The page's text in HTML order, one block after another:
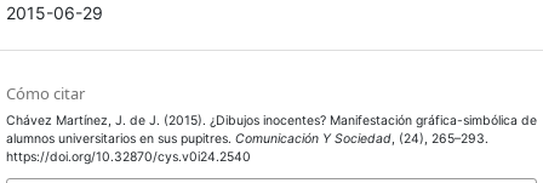
2015-06-29
Cómo citar
Chávez Martínez, J. de J. (2015). ¿Dibujos inocentes? Manifestación gráfica-simbólica de
alumnos universitarios en sus pupitres. Comunicación Y Sociedad, (24), 265–293.
https://doi.org/10.32870/cys.v0i24.2540